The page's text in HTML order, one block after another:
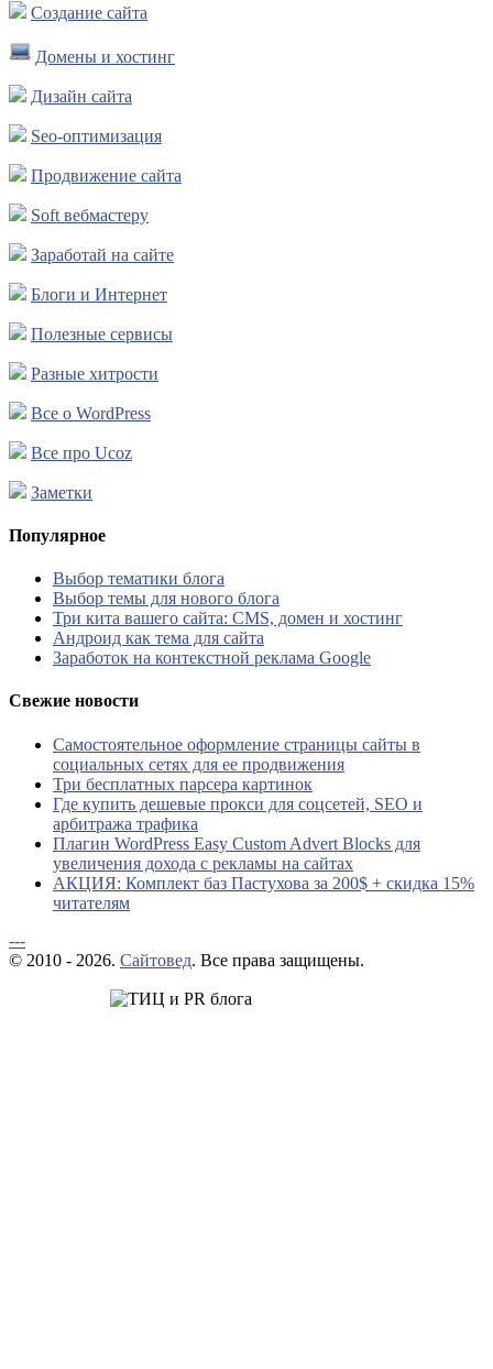
Создание сайта
Домены и хостинг
Дизайн сайта
Seo-оптимизация
Продвижение сайта
Soft вебмастеру
Заработай на сайте
Блоги и Интернет
Полезные сервисы
Разные хитрости
Все о WordPress
Все про Ucoz
Заметки
Популярное
Выбор тематики блога
Выбор темы для нового блога
Три кита вашего сайта: CMS, домен и хостинг
Андроид как тема для сайта
Заработок на контекстной реклама Google
Свежие новости
Самостоятельное оформление страницы сайты в
социальных сетях для ее продвижения
Три бесплатных парсера картинок
Где купить дешевые прокси для соцсетей, SEO и
арбитража трафика
Плагин WordPress Easy Custom Advert Blocks для
увеличения дохода с рекламы на сайтах
АКЦИЯ: Комплект баз Пастухова за 200$ + скидка 15%
читателям
---
© 2010 - 2026. Сайтовед. Все права защищены.